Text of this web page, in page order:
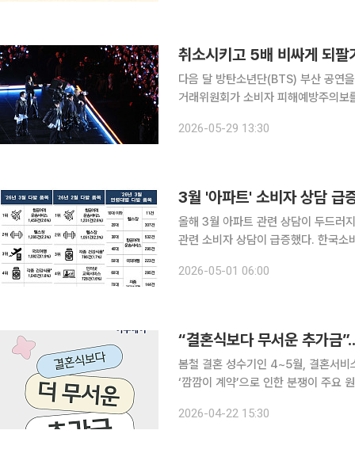
취소시키고 5배 비싸게 되
다음 달 방탄소년단(BTS) 부산 공연
거래위원회가 소비자 피해예방주의보를 발령했다. 예약 확정 후 부당하
산소비자단체협의회와 함께 다음 달
2026-05-29 13:30
3월 '아파트' 소비자 상담 급
올해 3월 아파트 관련 상담이 두드러
관련 소비자 상담이 급증했다. 한국소비자원과 한국소비자단체협의회가 지난달 1372소비자 상담
2026-05-01 06:00
“결혼식보다 무서운 추가금
봄철 결혼 성수기인 4~5월, 결혼서비
‘깜깜이 계약’으로 인한 분쟁이 주요 원인으로 지목된다. 22일 공
비 18.9% 증가했다. 특히 4~5월 피
2026-04-22 15:30